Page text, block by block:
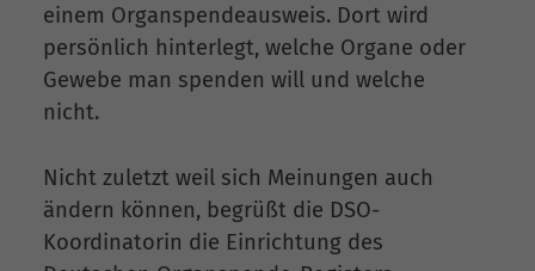
einem Organspendeausweis. Dort wird
persönlich hinterlegt, welche Organe oder
Gewebe man spenden will und welche
nicht.
Nicht zuletzt weil sich Meinungen auch
ändern können, begrüßt die DSO-
Koordinatorin die Einrichtung des